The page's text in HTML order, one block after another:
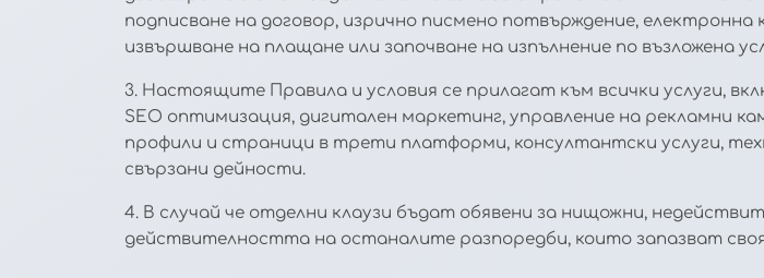
подписване на договор, изрично писмено потвърждение,
извършване на плащане или започване на изпълнение по възложена
3. Настоящите Правила и условия се прилагат към всички услуги,
SEO оптимизация, дигитален маркетинг, управление на рекламни
профили и страници в трети платформи, консултантски услуги,
свързани дейности.
4. В случай че отделни клаузи бъдат обявени за нищожни,
действителността на останалите разпоредби, които запазват